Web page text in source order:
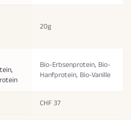
20g
Bio-Erbsenprotein, Bio-
Hanfprotein, Bio-Vanille
CHF 37